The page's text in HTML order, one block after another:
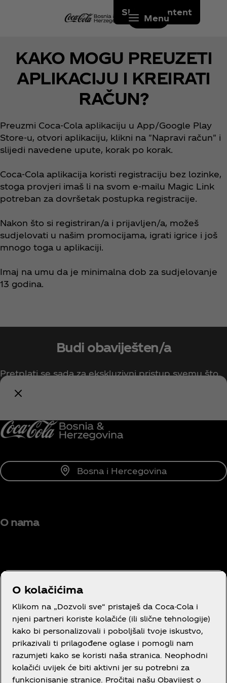
Skip to content
Menu
KAKO MOGU PREUZETI
APLIKACIJU I KREIRATI
RAČUN?
Preuzmi Coca‑Cola aplikaciju u App/Google Play
Store-u, otvori aplikaciju, klikni na "Napravi račun" i
slijedi navedene upute, korak po korak.
Coca‑Cola aplikacija koristi registraciju bez lozinke,
stoga provjeri imaš li na svom e-mailu Magic Link
potreban za dovršetak postupka registracije.
Nakon što si registriran/a i prijavljen/a, možeš
sudjelovati u našim promocijama, igrati igrice i još
mnogo toga u aplikaciji.
Imaj na umu da je minimalna dob za sudjelovanje
13 godina.
Budi obaviješten/a
Pretplati se sada za ekskluzivni pristup svemu što
se tiče Coca-Cole!
Bosna i Hercegovina
O nama
Trebaš pomoć?
Pravni tekst
O kolačićima
Klikom na „Dozvoli sve“ pristaješ da Coca-Cola i
njeni partneri koriste kolačiće (ili slične tehnologije)
kako bi personalizovali i poboljšali tvoje iskustvo,
prikazivali ti prilagođene oglase i pomogli nam
razumjeti kako se koristi naša stranica. Neophodni
kolačići uvijek će biti aktivni jer su potrebni za
funkcionisanje stranice. Pročitaj našu Obavijest o